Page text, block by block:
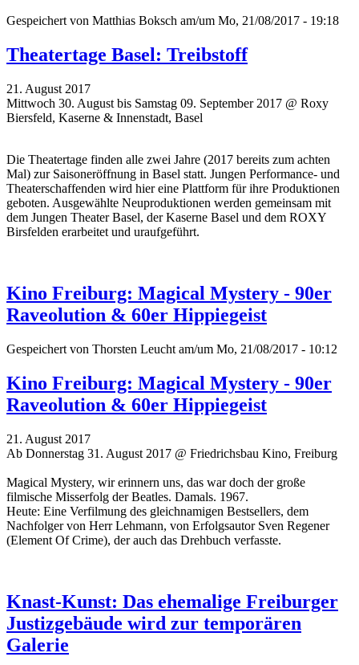
Gespeichert von Matthias Boksch am/um Mo, 21/08/2017 - 19:18
Theatertage Basel: Treibstoff
21. August 2017
Mittwoch 30. August bis Samstag 09. September 2017 @ Roxy
Biersfeld, Kaserne & Innenstadt, Basel
Die Theatertage finden alle zwei Jahre (2017 bereits zum achten
Mal) zur Saisoneröffnung in Basel statt. Jungen Performance- und
Theaterschaffenden wird hier eine Plattform für ihre Produktionen
geboten. Ausgewählte Neuproduktionen werden gemeinsam mit
dem Jungen Theater Basel, der Kaserne Basel und dem ROXY
Birsfelden erarbeitet und uraufgeführt.
Kino Freiburg: Magical Mystery - 90er
Raveolution & 60er Hippiegeist
Gespeichert von Thorsten Leucht am/um Mo, 21/08/2017 - 10:12
Kino Freiburg: Magical Mystery - 90er
Raveolution & 60er Hippiegeist
21. August 2017
Ab Donnerstag 31. August 2017 @ Friedrichsbau Kino, Freiburg
Magical Mystery, wir erinnern uns, das war doch der große
filmische Misserfolg der Beatles. Damals. 1967.
Heute: Eine Verfilmung des gleichnamigen Bestsellers, dem
Nachfolger von Herr Lehmann, von Erfolgsautor Sven Regener
(Element Of Crime), der auch das Drehbuch verfasste.
Knast-Kunst: Das ehemalige Freiburger
Justizgebäude wird zur temporären
Galerie